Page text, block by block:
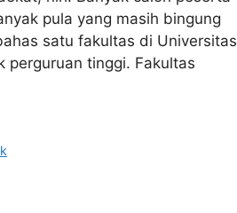
pula yang masih bingung
satu fakultas di Universitas
perguruan tinggi. Fakultas